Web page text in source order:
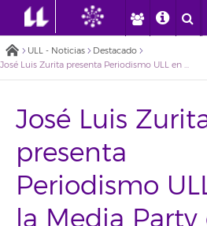
ULL - Noticias
Destacado
José Luis Zurita presenta Periodismo ULL en la Media Party de Buenos Aires
José Luis
presenta
Periodismo
la Media Party